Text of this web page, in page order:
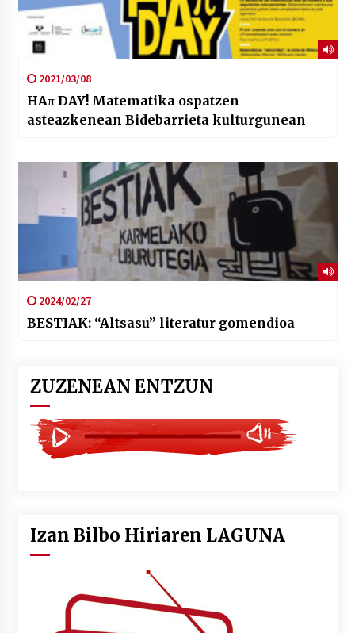
2021/03/08
HAπ DAY! Matematika ospatzen
asteazkenean Bidebarrieta kulturgunean
2024/02/27
BESTIAK: “Altsasu” literatur gomendioa
ZUZENEAN ENTZUN
Izan Bilbo Hiriaren LAGUNA